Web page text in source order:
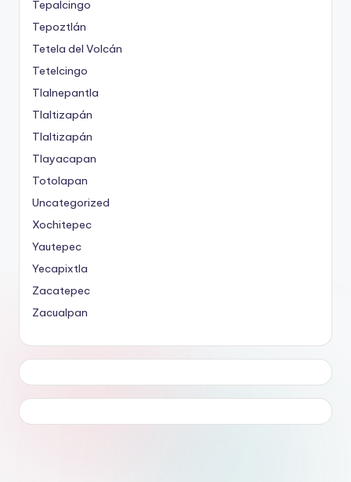
Tepalcingo
Tepoztlán
Tetela del Volcán
Tetelcingo
Tlalnepantla
Tlaltizapán
Tlaltizapán
Tlayacapan
Totolapan
Uncategorized
Xochitepec
Yautepec
Yecapixtla
Zacatepec
Zacualpan